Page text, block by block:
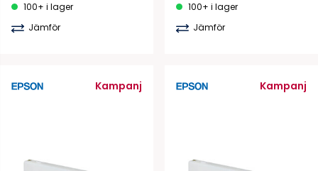
100+ i lager
Jämför
100+ i lager
Jämför
Kampanj Kampanj